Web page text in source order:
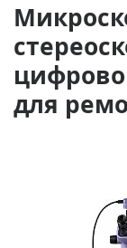
для